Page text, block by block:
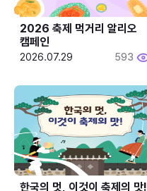
2026 축제 먹거리 알리오
캠페인
2026.07.29 593
한국의 멋, 이것이 축제의 맛!